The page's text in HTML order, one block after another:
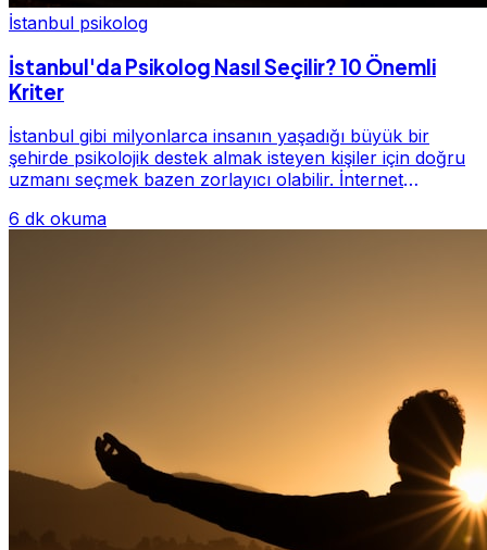
İstanbul psikolog
İstanbul'da Psikolog Nasıl Seçilir? 10 Önemli
Kriter
İstanbul gibi milyonlarca insanın yaşadığı büyük bir
şehirde psikolojik destek almak isteyen kişiler için doğru
uzmanı seçmek bazen zorlayıcı olabilir. İnternet
6 dk okuma